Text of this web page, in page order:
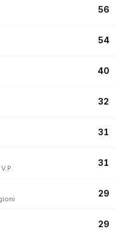
56
54
40
32
31
31
29
29